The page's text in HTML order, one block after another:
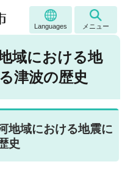
Languages メニュー
域における地
津波の歴史
地域における地震に
史